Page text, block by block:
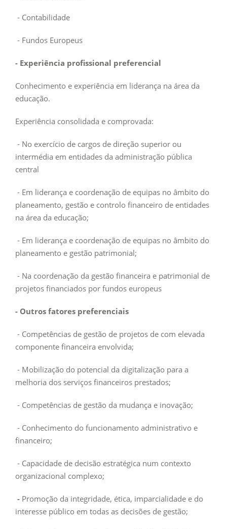
- Contabilidade
- Fundos Europeus
- Experiência profissional preferencial
Conhecimento e experiência em liderança na área da
educação.
Experiência consolidada e comprovada:
- No exercício de cargos de direção superior ou
intermédia em entidades da administração pública
central
- Em liderança e coordenação de equipas no âmbito do
planeamento, gestão e controlo financeiro de entidades
na área da educação;
- Em liderança e coordenação de equipas no âmbito do
planeamento e gestão patrimonial;
- Na coordenação da gestão financeira e patrimonial de
projetos financiados por fundos europeus
- Outros fatores preferenciais
- Competências de gestão de projetos de com elevada
componente financeira envolvida;
- Mobilização do potencial da digitalização para a
melhoria dos serviços financeiros prestados;
- Competências de gestão da mudança e inovação;
- Conhecimento do funcionamento administrativo e
financeiro;
- Capacidade de decisão estratégica num contexto
organizacional complexo;
- Promoção da integridade, ética, imparcialidade e do
interesse público em todas as decisões de gestão;